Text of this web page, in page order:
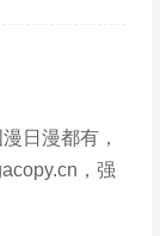
日漫都有，
，强